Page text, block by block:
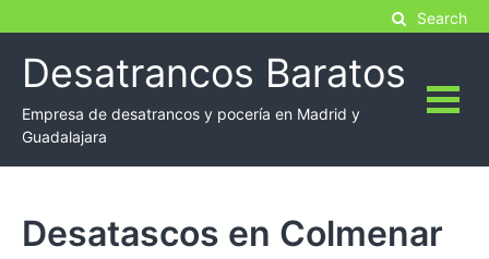
content
Search
Desatrancos Baratos
Empresa de desatrancos y pocería en Madrid y
Guadalajara
Desatascos en Colmenar